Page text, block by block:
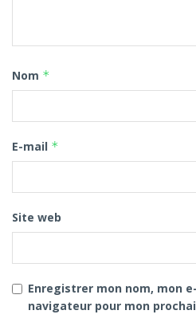
Nom *
E-mail *
Site web
Enregistrer mon nom, mon
navigateur pour mon